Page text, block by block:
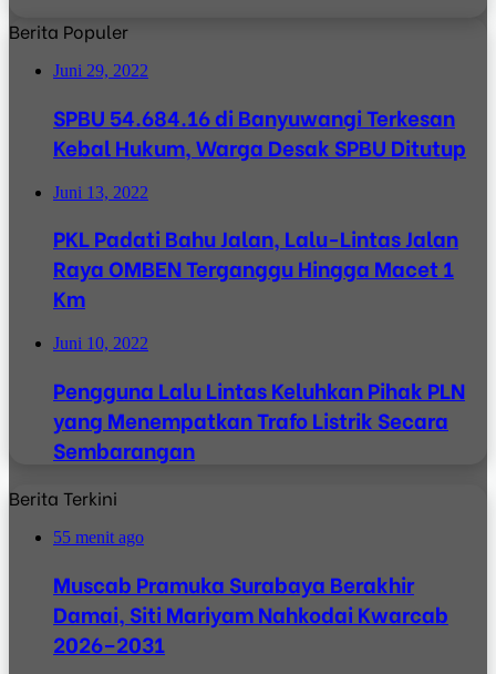
Berita Populer
Juni 29, 2022
SPBU 54.684.16 di Banyuwangi Terkesan
Kebal Hukum, Warga Desak SPBU Ditutup
Juni 13, 2022
PKL Padati Bahu Jalan, Lalu-Lintas Jalan
Raya OMBEN Terganggu Hingga Macet 1
Km
Juni 10, 2022
Pengguna Lalu Lintas Keluhkan Pihak PLN
yang Menempatkan Trafo Listrik Secara
Sembarangan
Berita Terkini
55 menit ago
Muscab Pramuka Surabaya Berakhir
Damai, Siti Mariyam Nahkodai Kwarcab
2026–2031